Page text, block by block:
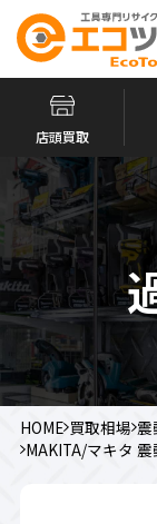
店頭買取
HOME 買取相場 震
MAKITA/マキタ